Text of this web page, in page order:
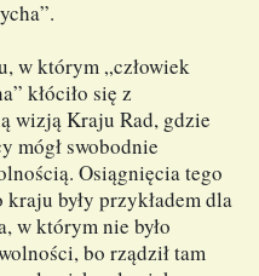
w którym „człowiek
kłóciło się z
wizją Kraju Rad, gdzie
mógł swobodnie
Osiągnięcia tego
kraju były przykładem dla
w którym nie było
bo rządził tam